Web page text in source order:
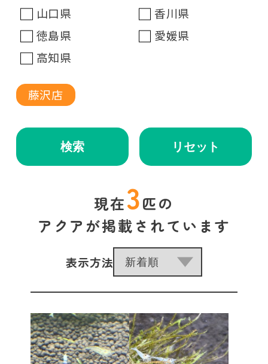
山口県
香川県
徳島県
愛媛県
高知県
藤沢店
検索 リセット
現在3匹の
アクアが掲載されています
表示方法